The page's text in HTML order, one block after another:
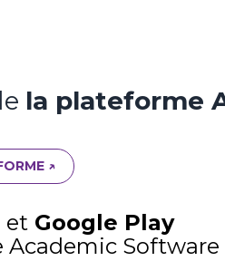
la plateforme
↗
et Google Play
Academic Software